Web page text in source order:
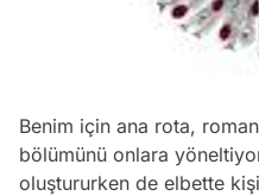
Benim için ana rota,
bölümünü onlara
oluştururken de elbette